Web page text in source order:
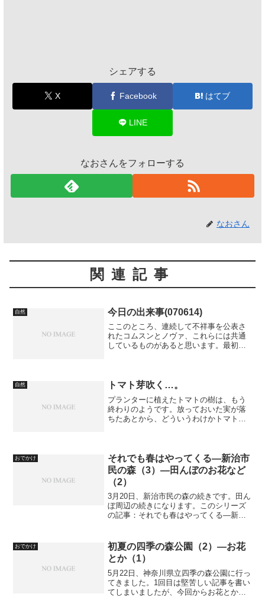
シェアする
X Facebook はてブ
LINE
なおさんをフォローする
なおさん
関連記事
自然 今日の出来事(070614)
ここのところ、連続して不祥事を公表さ
れたコムスンとノヴァ、これらには共通
しているものがあると思います。最初に
当然のことでは？」という...
自然 トマト芽吹く…。
プランターに植えたトマトの樹は、もう
終わりのようです。放っておいた実が落
ちたあとから、どういうわけかトマトが
おでかけ
それでも春はやってくる―新治市
民の森（3）―田んぼのお花など
（2）
3月20日、新治市民の森の続きです。田ん
ぼ周辺の続きになります。このシリーズ
の記事：それでも春はやってくる―新治
ぼのお花など（1）田んぼの奥から籠場の
方を臨みます。...
おでかけ
初夏の四季の森公園（2）―お花
とか（1）
5月22日、神奈川県立四季の森公園に行っ
てきました。1回目は堅苦しい記事を書い
てしまいましたが、今回からお花とか、